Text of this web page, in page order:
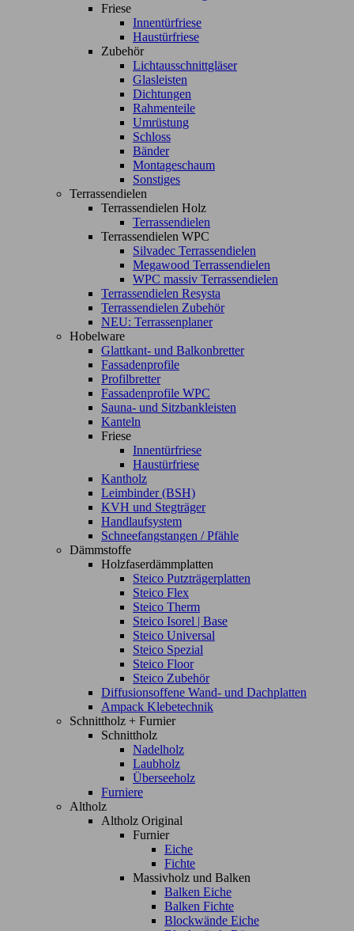
Friese
Innentürfriese
Haustürfriese
Zubehör
Lichtausschnittgläser
Glasleisten
Dichtungen
Rahmenteile
Umrüstung
Schloss
Bänder
Montageschaum
Sonstiges
Terrassendielen
Terrassendielen Holz
Terrassendielen
Terrassendielen WPC
Silvadec Terrassendielen
Megawood Terrassendielen
WPC massiv Terrassendielen
Terrassendielen Resysta
Terrassendielen Zubehör
NEU: Terrassenplaner
Hobelware
Glattkant- und Balkonbretter
Fassadenprofile
Profilbretter
Fassadenprofile WPC
Sauna- und Sitzbankleisten
Kanteln
Friese
Innentürfriese
Haustürfriese
Kantholz
Leimbinder (BSH)
KVH und Stegträger
Handlaufsystem
Schneefangstangen / Pfähle
Dämmstoffe
Holzfaserdämmplatten
Steico Putzträgerplatten
Steico Flex
Steico Therm
Steico Isorel | Base
Steico Universal
Steico Spezial
Steico Floor
Steico Zubehör
Diffusionsoffene Wand- und Dachplatten
Ampack Klebetechnik
Schnittholz + Furnier
Schnittholz
Nadelholz
Laubholz
Überseeholz
Furniere
Altholz
Altholz Original
Furnier
Eiche
Fichte
Massivholz und Balken
Balken Eiche
Balken Fichte
Blockwände Eiche